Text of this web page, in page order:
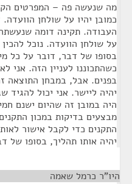
מה שנעשה פה – המפרטים
כמובן יהיו על שולחן
העבודה. תקינה דומה
על שולחן הוועדה. נוכל
בסופו של דבר, דובר על כל
כשהתכוננו לעניין הזה. אני
בפנים. אבל, במבחן התוצאה
יהיה ליישר. אני יכול להגיד
היה במובן זה שהיום ישנם
מבצעים בדיקות במכון
התקנים כדי לקבל אישור
יהיה אותו תהליך, בסופו של
היו"ר כרמל שאמה